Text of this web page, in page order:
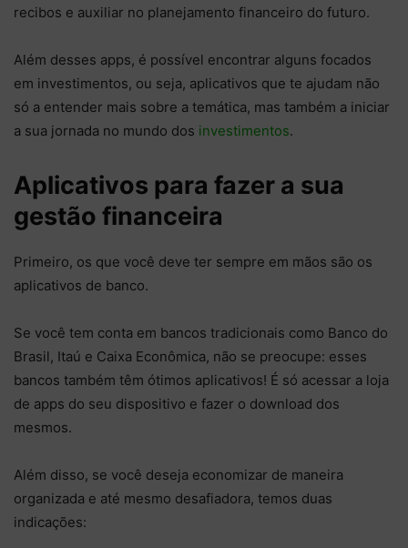
recibos e auxiliar no planejamento financeiro do futuro.
Além desses apps, é possível encontrar alguns focados
em investimentos, ou seja, aplicativos que te ajudam não
só a entender mais sobre a temática, mas também a iniciar
a sua jornada no mundo dos investimentos.
Aplicativos para fazer a sua
gestão financeira
Primeiro, os que você deve ter sempre em mãos são os
aplicativos de banco.
Se você tem conta em bancos tradicionais como Banco do
Brasil, Itaú e Caixa Econômica, não se preocupe: esses
bancos também têm ótimos aplicativos! É só acessar a loja
de apps do seu dispositivo e fazer o download dos
mesmos.
Além disso, se você deseja economizar de maneira
organizada e até mesmo desafiadora, temos duas
indicações: